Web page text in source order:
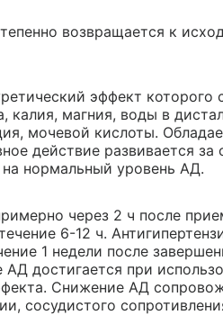
возвращается к
эффект которого
калия, магния, воды в
мочевой кислоты.
действие развивается за
нормальный уровень АД.
через 2 ч после
6-12 ч.
1 недели после
достигается при
Снижение АД
сосудистого